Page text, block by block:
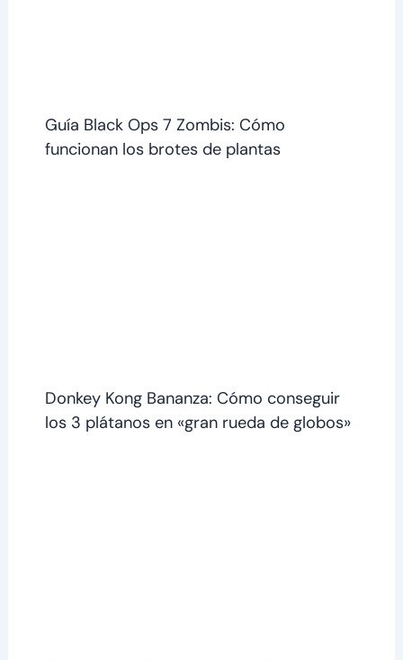
Guía Black Ops 7 Zombis: Cómo
funcionan los brotes de plantas
Donkey Kong Bananza: Cómo conseguir
los 3 plátanos en «gran rueda de globos»